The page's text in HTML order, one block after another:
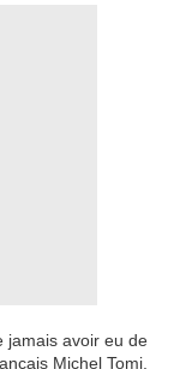
jamais avoir eu de
Michel Tomi,